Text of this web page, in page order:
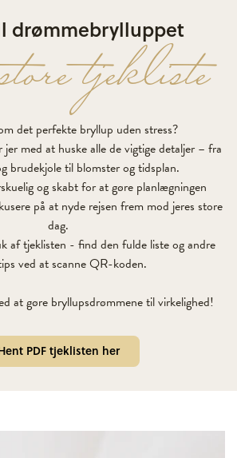
drømmebrylluppet
tjekliste
det perfekte bryllup uden stress?
med at huske alle de vigtige detaljer – fra
brudekjole til blomster og tidsplan.
og skabt for at gøre planlægningen
på at nyde rejsen frem mod jeres store
dag.
af tjeklisten - find den fulde liste og andre
ved at scanne QR-koden.
at gøre bryllupsdrømmene til virkelighed!
PDF tjeklisten her